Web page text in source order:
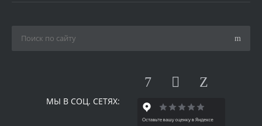
МЫ В СОЦ. СЕТЯХ: